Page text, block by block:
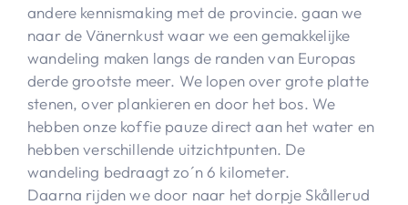
andere kennismaking met de provincie. gaan we
naar de Vänernkust waar we een gemakkelijke
wandeling maken langs de randen van Europas
derde grootste meer. We lopen over grote platte
stenen, over plankieren en door het bos. We
hebben onze koffie pauze direct aan het water en
hebben verschillende uitzichtpunten. De
wandeling bedraagt zo´n 6 kilometer.
Daarna rijden we door naar het dorpje Skållerud